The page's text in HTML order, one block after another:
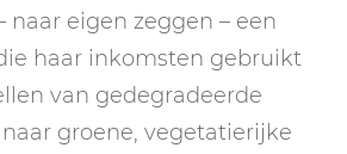
naar eigen zeggen – een
haar inkomsten gebruikt
van gedegradeerde
groene, vegetatierijke